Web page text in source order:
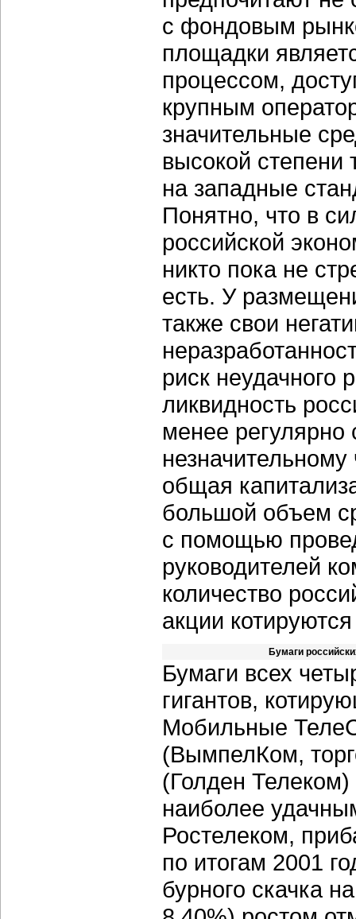
с фондовым
площадки
процессом,
крупным
значительные
высокой степени
на западные
Понятно, что в
российской
никто пока не
есть. У
также свои
риск неудачного
ликвидность
менее
общая
большой объем
с помощью
руководителей
количество
акции
Бумаги
Бумаги всех
гигантов,
Мобильные
(ВымпелКом,
(Голден
наиболее
Ростелеком,
по итогам 2001
бурного скачка